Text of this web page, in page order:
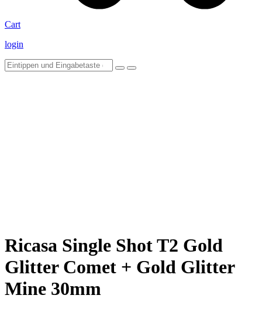
Cart
login
Ricasa Single Shot T2 Gold
Glitter Comet + Gold Glitter
Mine 30mm